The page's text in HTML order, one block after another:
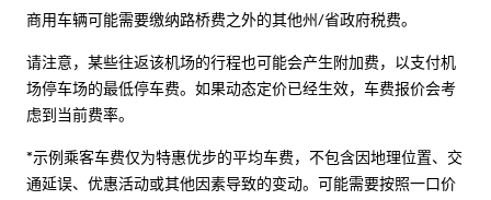
商用车辆可能需要缴纳路桥费之外的其他州/省政府税费。
请注意，某些往返该机场的行程也可能会产生附加费，以支付机
场停车场的最低停车费。如果动态定价已经生效，车费报价会考
虑到当前费率。
*示例乘客车费仅为特惠优步的平均车费，不包含因地理位置、交
通延误、优惠活动或其他因素导致的变动。可能需要按照一口价